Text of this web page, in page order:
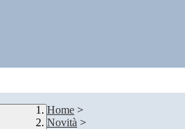
Home >
Novità >